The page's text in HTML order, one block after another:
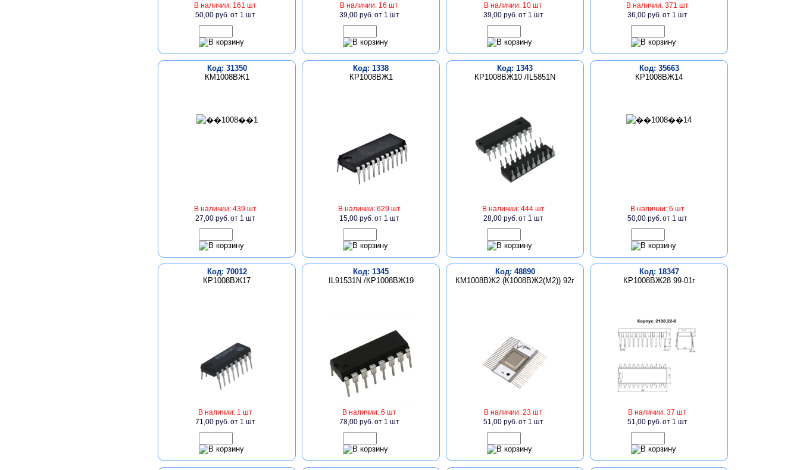
В наличии: 161 шт
50,00 руб.от 1 шт
В наличии: 16 шт
39,00 руб.от 1 шт
В наличии: 10 шт
39,00 руб.от 1 шт
В наличии: 371 шт
36,00 руб.от 1 шт
Код: 31350
КМ1008ВЖ1
В наличии: 439 шт
27,00 руб.от 1 шт
Код: 1338
КР1008ВЖ1
В наличии: 629 шт
15,00 руб.от 1 шт
Код: 1343
КР1008ВЖ10 /IL5851N
В наличии: 444 шт
28,00 руб.от 1 шт
Код: 35663
КР1008ВЖ14
В наличии: 6 шт
50,00 руб.от 1 шт
Код: 70012
КР1008ВЖ17
В наличии: 1 шт
71,00 руб.от 1 шт
Код: 1345
IL91531N /КР1008ВЖ19
В наличии: 6 шт
78,00 руб.от 1 шт
Код: 48890
КМ1008ВЖ2 (К1008ВЖ2(М2)) 92г
В наличии: 23 шт
51,00 руб.от 1 шт
Код: 18347
КР1008ВЖ28 99-01г
В наличии: 37 шт
51,00 руб.от 1 шт